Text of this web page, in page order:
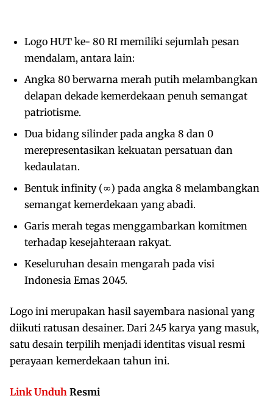
Logo HUT ke- 80 RI memiliki sejumlah pesan
mendalam, antara lain:
Angka 80 berwarna merah putih melambangkan
delapan dekade kemerdekaan penuh semangat
patriotisme.
Dua bidang silinder pada angka 8 dan 0
merepresentasikan kekuatan persatuan dan
kedaulatan.
Bentuk infinity (∞) pada angka 8 melambangkan
semangat kemerdekaan yang abadi.
Garis merah tegas menggambarkan komitmen
terhadap kesejahteraan rakyat.
Keseluruhan desain mengarah pada visi
Indonesia Emas 2045.
Logo ini merupakan hasil sayembara nasional yang
diikuti ratusan desainer. Dari 245 karya yang masuk,
satu desain terpilih menjadi identitas visual resmi
perayaan kemerdekaan tahun ini.
Link Unduh Resmi